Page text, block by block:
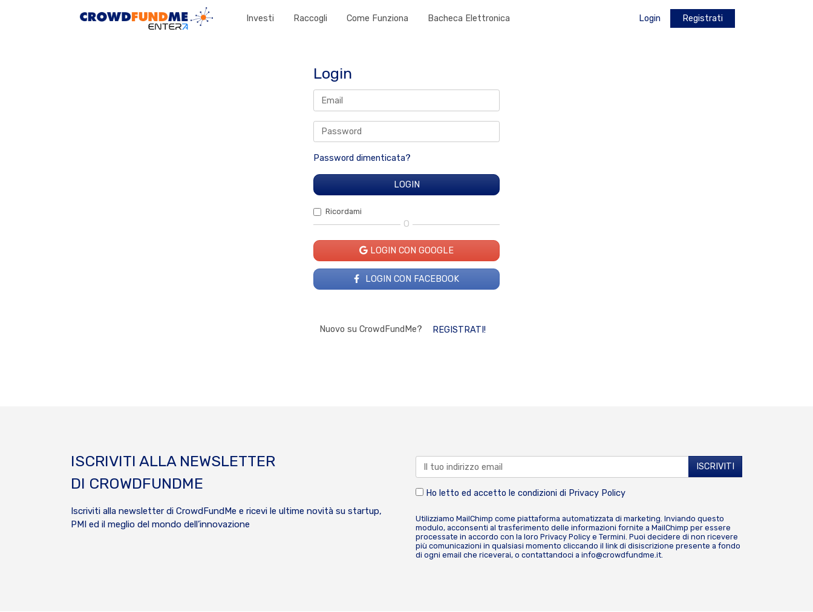
Investi Raccogli Come Funziona Bacheca Elettronica Login Registrati
Login
Password dimenticata?
Ricordami
O
LOGIN CON GOOGLE
LOGIN CON FACEBOOK
Nuovo su CrowdFundMe? REGISTRATI!
ISCRIVITI ALLA NEWSLETTER
DI CROWDFUNDME
Iscriviti alla newsletter di CrowdFundMe e ricevi le ultime novità su startup,
PMI ed il meglio del mondo dell’innovazione
Ho letto ed accetto le condizioni di Privacy Policy
Utilizziamo MailChimp come piattaforma automatizzata di marketing. Inviando questo
modulo, acconsenti al trasferimento delle informazioni fornite a MailChimp per essere
processate in accordo con la loro Privacy Policy e Termini. Puoi decidere di non ricevere
più comunicazioni in qualsiasi momento cliccando il link di disiscrizione presente a fondo
di ogni email che riceverai, o contattandoci a info@crowdfundme.it.